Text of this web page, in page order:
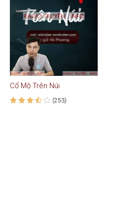
Cổ Mộ Trên Núi
(253)